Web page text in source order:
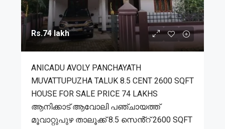
Rs.74 lakh
ANICADU AVOLY PANCHAYATH
MUVATTUPUZHA TALUK 8.5 CENT 2600 SQFT
HOUSE FOR SALE PRICE 74 LAKHS
ആനിക്കാട് ആവോലി പഞ്ചായത്ത്
മൂവാറ്റുപുഴ താലൂക്ക് 8.5 സെൻ്റ് 2600 SQFT